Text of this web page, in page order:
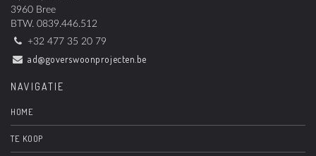
3960 Bree
BTW. 0839.446.512
+32 477 35 20 79
ad@goverswoonprojecten.be
NAVIGATIE
HOME
TE KOOP